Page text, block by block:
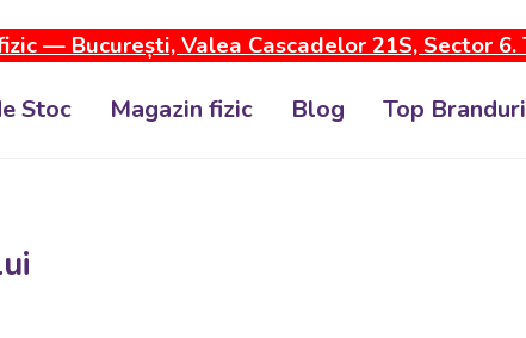
— București, Valea Cascadelor 21S, Sector 6.
Stoc Magazin fizic Blog Top Branduri